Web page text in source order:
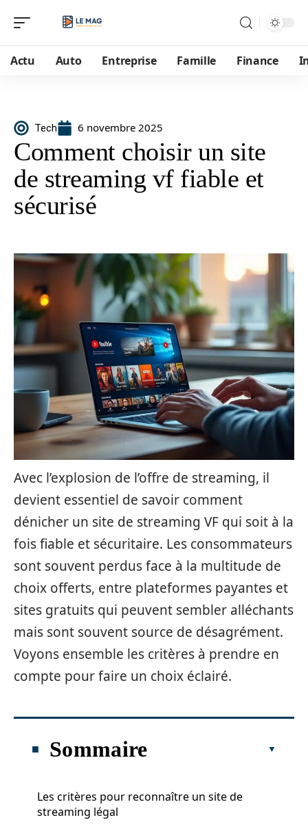
Actu Auto Entreprise Famille Finance
Tech 6 novembre 2025
Comment choisir un site
de streaming vf fiable et
sécurisé
Avec l’explosion de l’offre de streaming, il
devient essentiel de savoir comment
dénicher un site de streaming VF qui soit à la
fois fiable et sécuritaire. Les consommateurs
sont souvent perdus face à la multitude de
choix offerts, entre plateformes payantes et
sites gratuits qui peuvent sembler alléchants
mais sont souvent source de désagrément.
Voyons ensemble les critères à prendre en
compte pour faire un choix éclairé.
Sommaire
Les critères pour reconnaître un site de
streaming légal